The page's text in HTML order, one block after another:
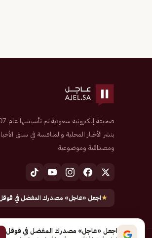
بنشر الأخبار المحلية والمنافسة في سبق
ومصداقية وموضوعية
★اجعل «عاجل» مصدرك المفضل في
اجعل «عاجل» مصدرك المفضل في قوقل